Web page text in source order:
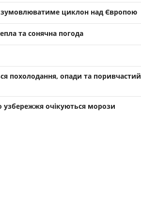
циклон над Європою
та сонячна погода
похолодання, опади та поривчастий
узбережжя очікуються морози